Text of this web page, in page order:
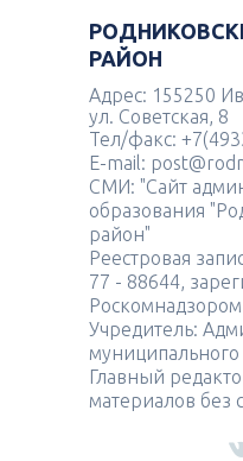
РАЙОН
Адрес: 155250
ул. Советская, 8
Тел/факс:
E-mail:
СМИ: "Сайт
образования
район"
Реестровая
77 - 88644,
Роскомнадзором
Учредитель:
Главный
материалов без